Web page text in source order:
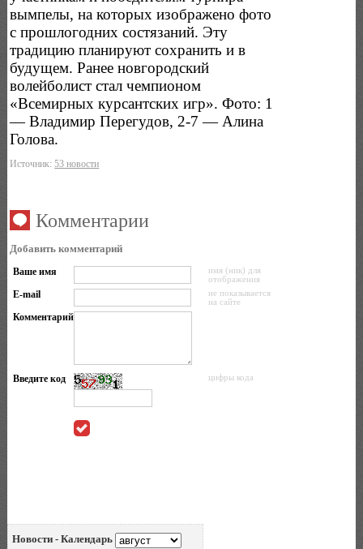
вымпелы, на которых изображено фото
с прошлогодних состязаний. Эту
традицию планируют сохранить и в
будущем. Ранее новгородский
волейболист стал чемпионом
«Всемирных курсантских игр». Фото: 1
— Владимир Перегудов, 2-7 — Алина
Голова.
Источник:53 новости
Комментарии
Добавить комментарий
Ваше имя
имя (ник) для
отображения
E-mail
не показывается
на сайте
Комментарий
Введите код цифры кода
Новости - Календарь